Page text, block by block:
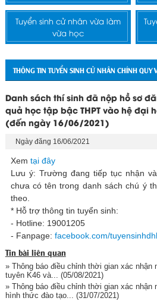
Tuyển sinh cử nhân vừa làm
vừa học
THÔNG TIN TUYỂN SINH CỬ NHÂN CHÍNH QUY
Danh sách thí sinh đã nộp hồ sơ
quả học tập bậc THPT vào hệ đại
(đến ngày 16/06/2021)
Ngày đăng 16/06/2021
Xem tại đây
Lưu ý: Trường đang tiếp tục nhận
chưa có tên trong danh sách chú ý
theo.
* Hỗ trợ thông tin tuyển sinh:
- Hotline: 19001205
- Fanpage: facebook.com/
Tin bài liên quan
» Thông báo điều chỉnh thời gian xác
tuyên K46 và...
(05/08/2021)
» Thông báo điều chỉnh thời gian xác nhận
hình thức đào tạo... (31/07/2021)